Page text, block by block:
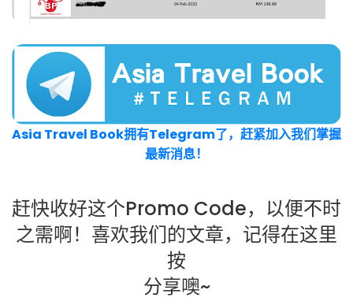
Asia Travel Book拥有Telegram了，赶紧加入我们掌握
最新消息！
赶快收好这个Promo Code，以便不时
之需啊！喜欢我们的文章，记得在这里
按
分享噢~